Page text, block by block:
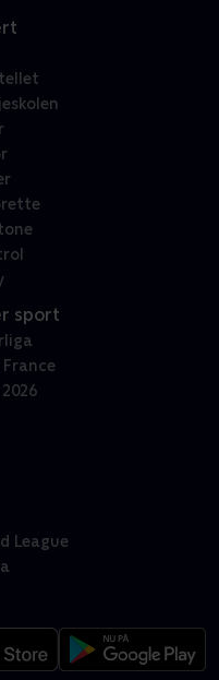
sport
2026
League